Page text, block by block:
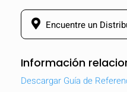
Encuentre un
Información
Descargar Guía de